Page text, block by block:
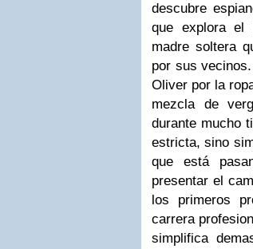
descubre
que explora el
madre soltera
por sus
Oliver por la
mezcla de
durante mucho
estricta, sino
que está
presentar el
los primeros
carrera
simplifica